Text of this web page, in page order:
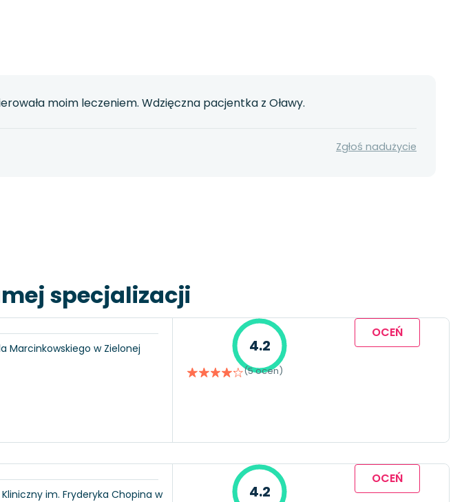
moim leczeniem. Wdzięczna pacjentka z Oławy.
Zgłoś nadużycie
specjalizacji
Marcinkowskiego w Zielonej
4.2
(5 ocen)
OCEŃ
im. Fryderyka Chopina w
4.2
OCEŃ